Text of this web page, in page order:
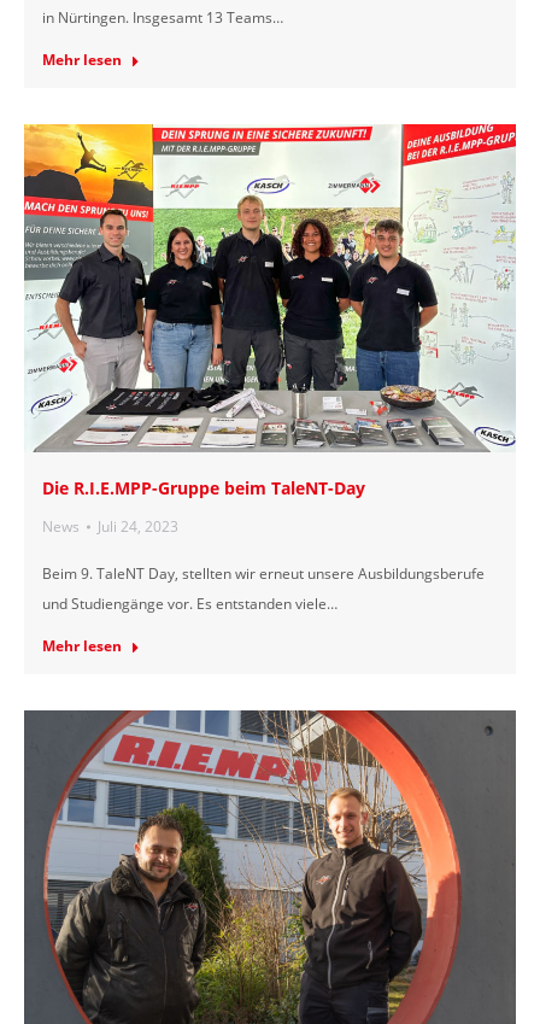
in Nürtingen. Insgesamt 13 Teams…
Mehr lesen
Die R.I.E.MPP-Gruppe beim TaleNT-Day
News Juli 24, 2023
Beim 9. TaleNT Day, stellten wir erneut unsere Ausbildungsberufe
und Studiengänge vor. Es entstanden viele…
Mehr lesen